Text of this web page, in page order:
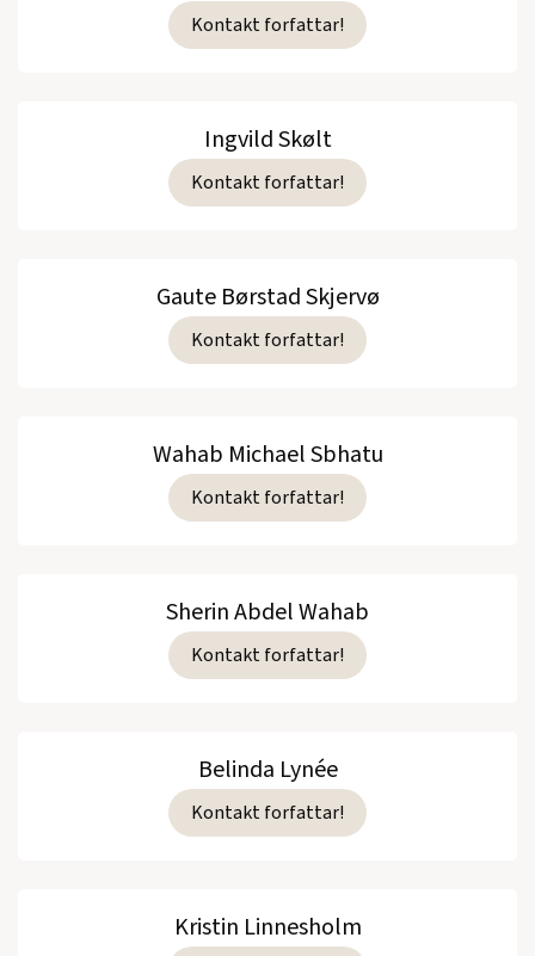
Kontakt forfattar!
Ingvild Skølt
Kontakt forfattar!
Gaute Børstad Skjervø
Kontakt forfattar!
Wahab Michael Sbhatu
Kontakt forfattar!
Sherin Abdel Wahab
Kontakt forfattar!
Belinda Lynée
Kontakt forfattar!
Kristin Linnesholm